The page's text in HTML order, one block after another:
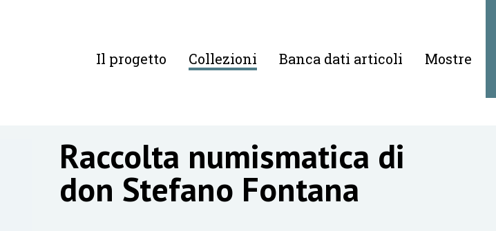
Il progetto Collezioni Banca dati articoli Mostre
Raccolta numismatica di
don Stefano Fontana